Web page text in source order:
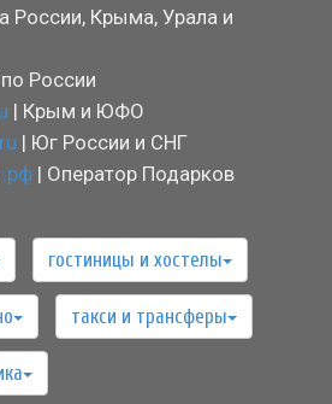
России, Крыма, Урала и
России
| Крым и ЮФО
| Юг России и СНГ
| Оператор Подарков
гостиницы и хостелы
такси и трансферы